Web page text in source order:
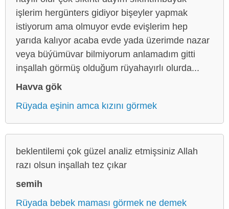
işlerim hergünters gidiyor bişeyler yapmak
istiyorum ama olmuyor evde evişlerim hep
yarıda kalıyor acaba evde yada üzerimde nazar
veya büýümüvar bilmiyorum anlamadım gitti
inşallah görmüş olduğum rüyahayırlı olurda...
Havva gök
Rüyada eşinin amca kızını görmek
beklentilemi çok güzel analiz etmişsiniz Allah
razı olsun inşallah tez çıkar
semih
Rüyada bebek maması görmek ne demek